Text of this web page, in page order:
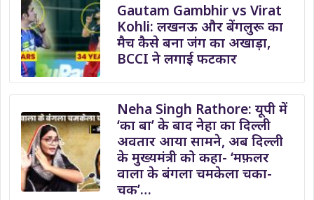
Gautam Gambhir vs Virat
Kohli: लखनऊ और बेंगलुरू का
मैच कैसे बना जंग का अखाड़ा,
BCCI ने लगाई फटकार
Neha Singh Rathore: यूपी में
‘का बा’ के बाद नेहा का दिल्ली
अवतार आया सामने, अब दिल्ली
के मुख्यमंत्री को कहा- ‘मफ़लर
वाला के बंगला चमकेला चका-
चक’…